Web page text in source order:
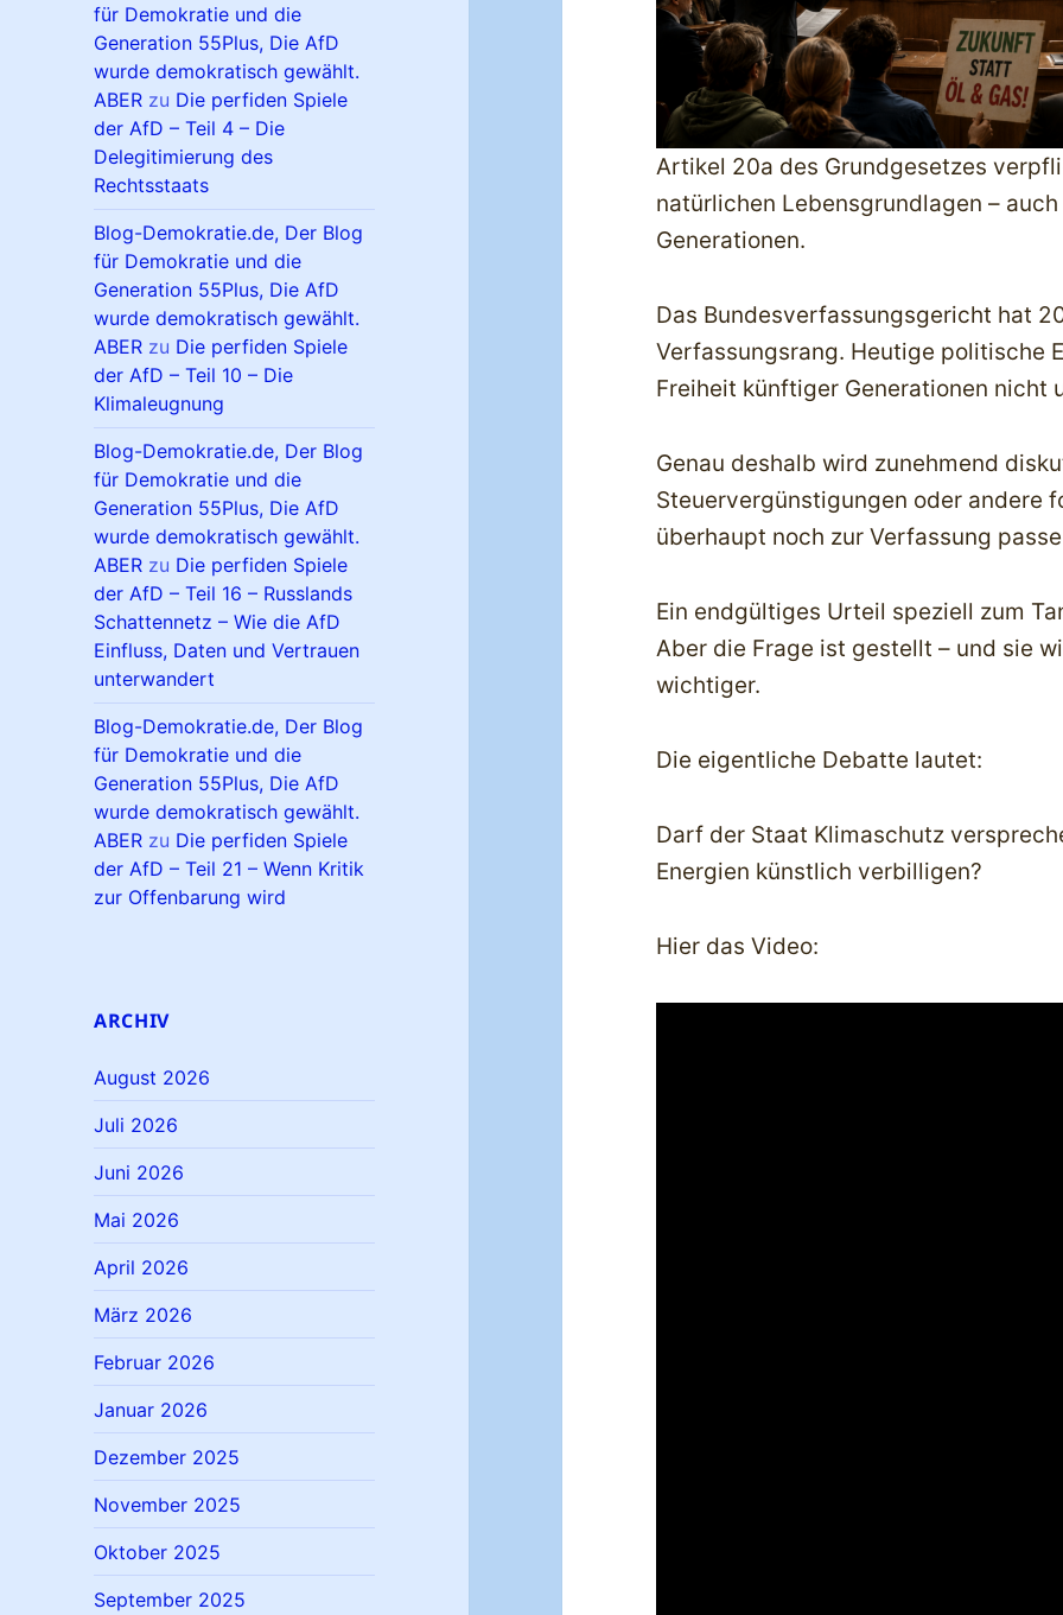
für Demokratie und die
Generation 55Plus, Die AfD
wurde demokratisch gewählt.
ABER zu Die perfiden Spiele
der AfD – Teil 4 – Die
Delegitimierung des
Rechtsstaats
Blog-Demokratie.de, Der Blog
für Demokratie und die
Generation 55Plus, Die AfD
wurde demokratisch gewählt.
ABER zu Die perfiden Spiele
der AfD – Teil 10 – Die
Klimaleugnung
Blog-Demokratie.de, Der Blog
für Demokratie und die
Generation 55Plus, Die AfD
wurde demokratisch gewählt.
ABER zu Die perfiden Spiele
der AfD – Teil 16 – Russlands
Schattennetz – Wie die AfD
Einfluss, Daten und Vertrauen
unterwandert
Blog-Demokratie.de, Der Blog
für Demokratie und die
Generation 55Plus, Die AfD
wurde demokratisch gewählt.
ABER zu Die perfiden Spiele
der AfD – Teil 21 – Wenn Kritik
zur Offenbarung wird
ARCHIV
August 2026
Juli 2026
Juni 2026
Mai 2026
April 2026
März 2026
Februar 2026
Januar 2026
Dezember 2025
November 2025
Oktober 2025
September 2025
Artikel 20a des Grundgesetzes
natürlichen Lebensgrundlagen –
Generationen.
Das Bundesverfassungsgericht hat
Verfassungsrang. Heutige politische
Freiheit künftiger Generationen nicht
Genau deshalb wird zunehmend
Steuervergünstigungen oder andere
überhaupt noch zur Verfassung
Ein endgültiges Urteil speziell zum
Aber die Frage ist gestellt – und sie
wichtiger.
Die eigentliche Debatte lautet:
Darf der Staat Klimaschutz
Energien künstlich verbilligen?
Hier das Video: